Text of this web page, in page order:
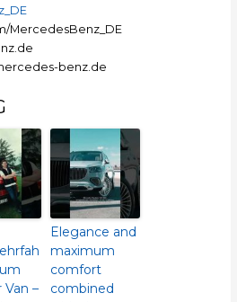
MercedesBenz_DE
benz.de
Van –
Elegance and
maximum
comfort
combined